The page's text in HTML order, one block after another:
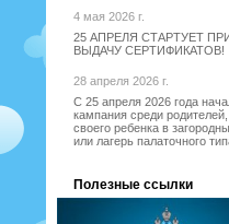
4 мая 2026 г.
25 АПРЕЛЯ СТАРТУЕТ
ВЫДАЧУ СЕРТИФИКАТОВ!
28 апреля 2026 г.
С 25 апреля 2026 года
кампания среди
своего ребенка в
или лагерь палаточного
Полезные ссылки